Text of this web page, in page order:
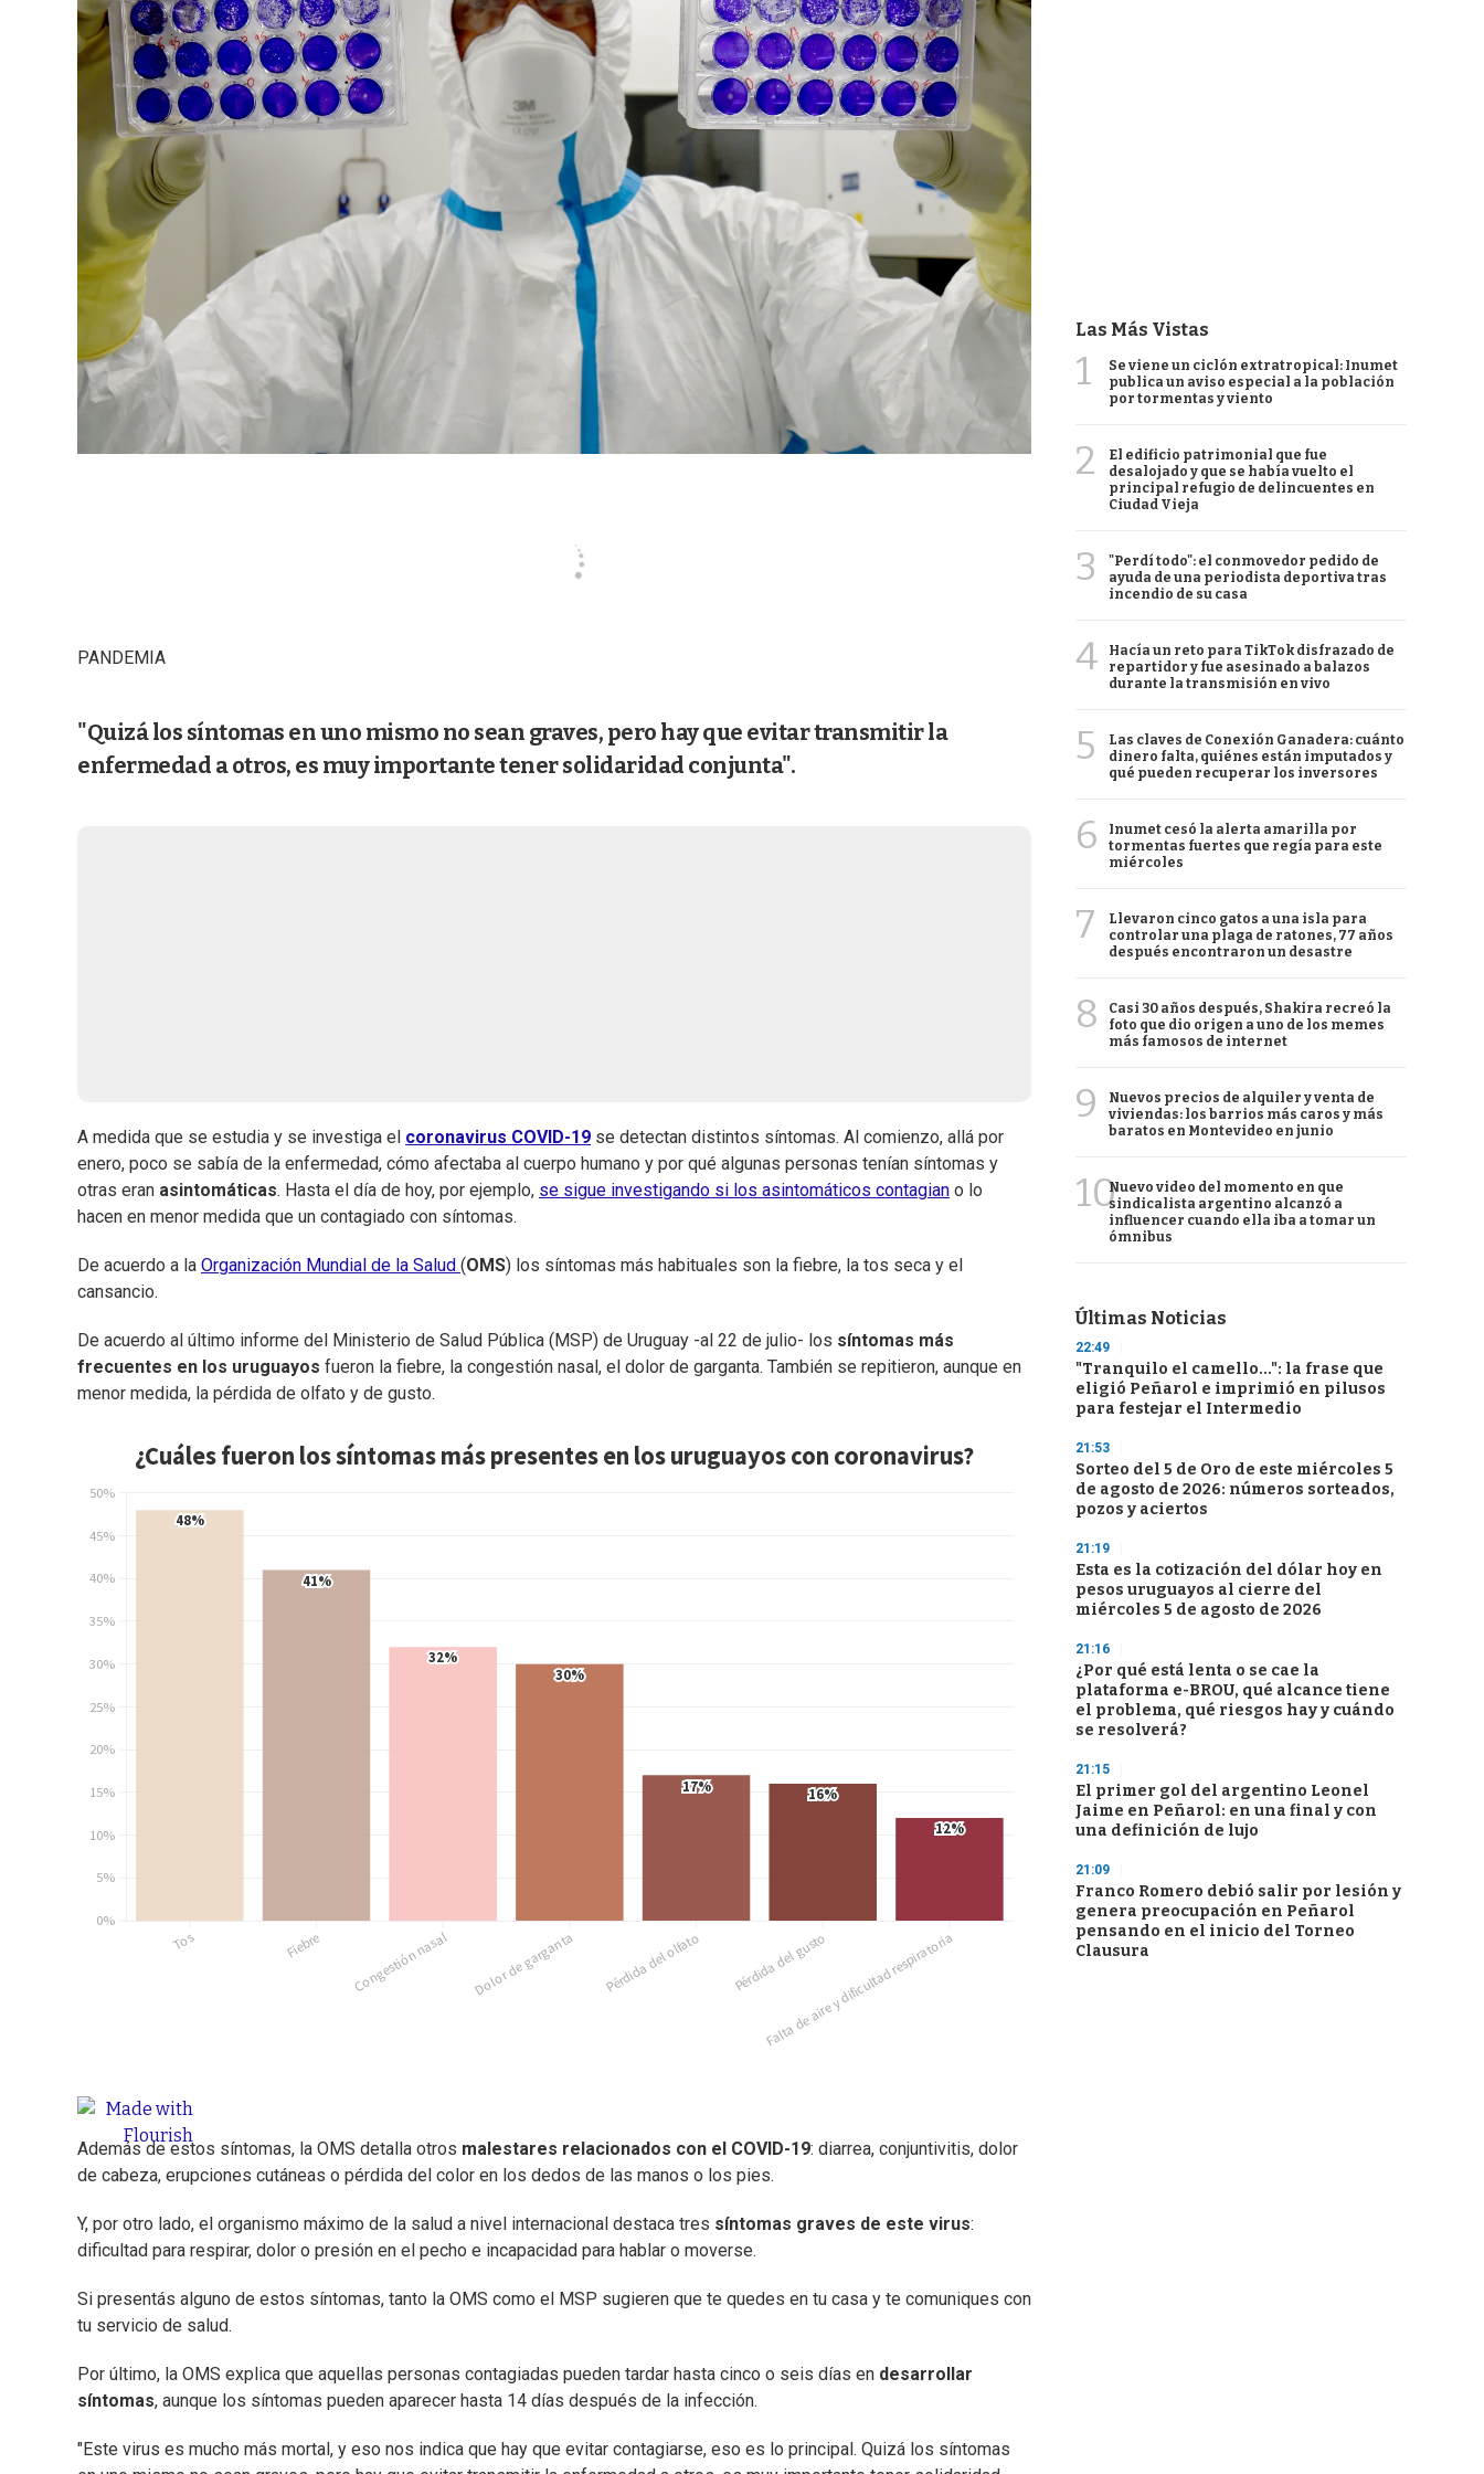
PANDEMIA
"Quizá los síntomas en uno mismo no sean graves, pero hay que evitar transmitir la
enfermedad a otros, es muy importante tener solidaridad conjunta".
A medida que se estudia y se investiga el coronavirus COVID-19 se detectan distintos síntomas. Al comienzo, allá por
enero, poco se sabía de la enfermedad, cómo afectaba al cuerpo humano y por qué algunas personas tenían síntomas y
otras eran asintomáticas. Hasta el día de hoy, por ejemplo, se sigue investigando si los asintomáticos contagian o lo
hacen en menor medida que un contagiado con síntomas.
De acuerdo a la Organización Mundial de la Salud (OMS) los síntomas más habituales son la fiebre, la tos seca y el
cansancio.
De acuerdo al último informe del Ministerio de Salud Pública (MSP) de Uruguay -al 22 de julio- los síntomas más
frecuentes en los uruguayos fueron la fiebre, la congestión nasal, el dolor de garganta. También se repitieron, aunque en
menor medida, la pérdida de olfato y de gusto.
Además de estos síntomas, la OMS detalla otros malestares relacionados con el COVID-19: diarrea, conjuntivitis, dolor
de cabeza, erupciones cutáneas o pérdida del color en los dedos de las manos o los pies.
Y, por otro lado, el organismo máximo de la salud a nivel internacional destaca tres síntomas graves de este virus:
dificultad para respirar, dolor o presión en el pecho e incapacidad para hablar o moverse.
Si presentás alguno de estos síntomas, tanto la OMS como el MSP sugieren que te quedes en tu casa y te comuniques con
tu servicio de salud.
Por último, la OMS explica que aquellas personas contagiadas pueden tardar hasta cinco o seis días en desarrollar
síntomas, aunque los síntomas pueden aparecer hasta 14 días después de la infección.
"Este virus es mucho más mortal, y eso nos indica que hay que evitar contagiarse, eso es lo principal. Quizá los síntomas
Las Más Vistas
1
Se viene un ciclón extratropical: Inumet
publica un aviso especial a la población
por tormentas y viento
2
El edificio patrimonial que fue
desalojado y que se había vuelto el
principal refugio de delincuentes en
Ciudad Vieja
3
"Perdí todo": el conmovedor pedido de
ayuda de una periodista deportiva tras
incendio de su casa
4
Hacía un reto para TikTok disfrazado de
repartidor y fue asesinado a balazos
durante la transmisión en vivo
5
Las claves de Conexión Ganadera: cuánto
dinero falta, quiénes están imputados y
qué pueden recuperar los inversores
6
Inumet cesó la alerta amarilla por
tormentas fuertes que regía para este
miércoles
7
Llevaron cinco gatos a una isla para
controlar una plaga de ratones, 77 años
después encontraron un desastre
8
Casi 30 años después, Shakira recreó la
foto que dio origen a uno de los memes
más famosos de internet
9
Nuevos precios de alquiler y venta de
viviendas: los barrios más caros y más
baratos en Montevideo en junio
10Nuevo video del momento en que
sindicalista argentino alcanzó a
influencer cuando ella iba a tomar un
ómnibus
Últimas Noticias
22:49
"Tranquilo el camello...": la frase que
eligió Peñarol e imprimió en pilusos
para festejar el Intermedio
21:53
Sorteo del 5 de Oro de este miércoles 5
de agosto de 2026: números sorteados,
pozos y aciertos
21:19
Esta es la cotización del dólar hoy en
pesos uruguayos al cierre del
miércoles 5 de agosto de 2026
21:16
¿Por qué está lenta o se cae la
plataforma e-BROU, qué alcance tiene
el problema, qué riesgos hay y cuándo
se resolverá?
21:15
El primer gol del argentino Leonel
Jaime en Peñarol: en una final y con
una definición de lujo
21:09
Franco Romero debió salir por lesión y
genera preocupación en Peñarol
pensando en el inicio del Torneo
Clausura